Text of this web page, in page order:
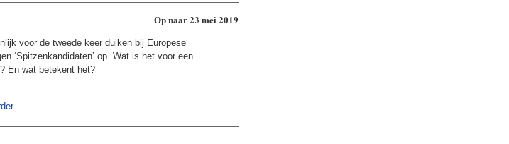
Op naar 23 mei 2019
voor de tweede keer duiken bij Europese
‘Spitzenkandidaten’ op. Wat is het voor een
En wat betekent het?